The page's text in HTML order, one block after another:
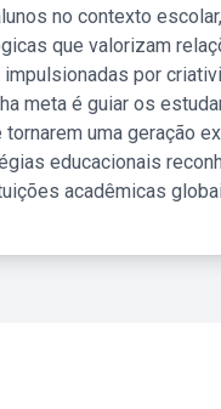
no contexto
que valorizam
por
meta é guiar os
uma geração
educacionais
acadêmicas